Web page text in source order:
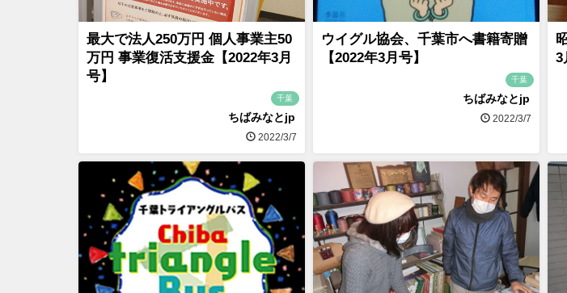
最大で法人250万円 個人事業主50
万円 事業復活支援金【2022年3月
号】
千葉
ちばみなとjp
2022/3/7
ウイグル協会、千葉市へ書籍寄贈
【2022年3月号】
千葉
ちばみなとjp
2022/3/7
3